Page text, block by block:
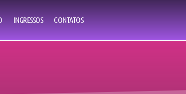
INGRESSOS CONTATOS